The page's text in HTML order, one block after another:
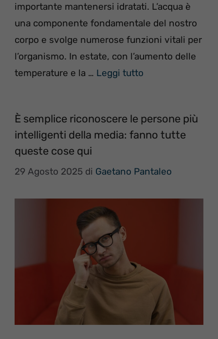
importante mantenersi idratati. L’acqua è
una componente fondamentale del nostro
corpo e svolge numerose funzioni vitali per
l’organismo. In estate, con l’aumento delle
temperature e la … Leggi tutto
È semplice riconoscere le persone più
intelligenti della media: fanno tutte
queste cose qui
29 Agosto 2025 di Gaetano Pantaleo